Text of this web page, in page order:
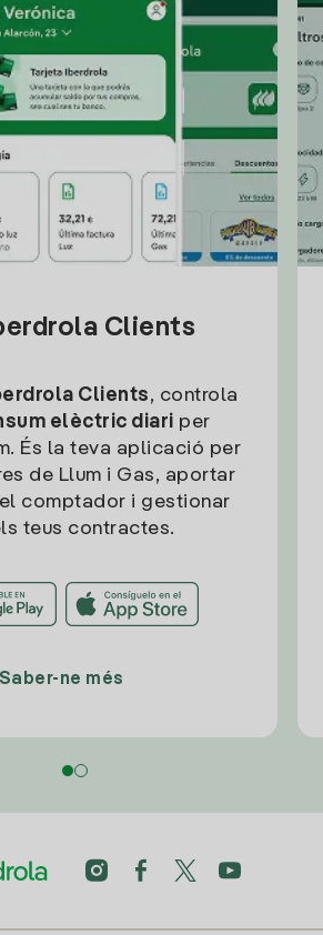
Clients
Clients, controla
elèctric diari per
És la teva aplicació per
de Llum i Gas, aportar
comptador i gestionar
teus contractes.
Saber-ne més